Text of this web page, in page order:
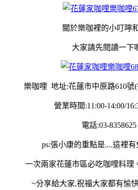
關於樂咖裡的小叮嚀
大家請先閱讀一下
樂咖哩 地址:花蓮市中原路610號
營業時間:11:00-14:00/
電話:03-8358625
ps:張小康的重點是....這裡
一次兩家花蓮市區必吃咖哩料理
~分享給大家,祝福大家都有愉